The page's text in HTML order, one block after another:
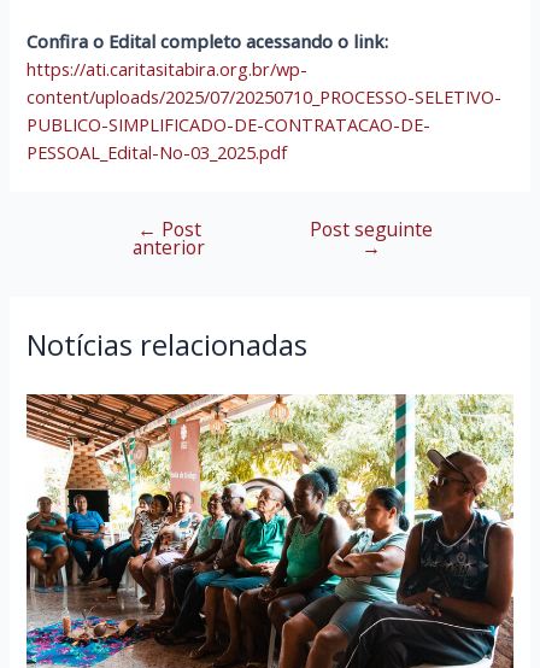
Confira o Edital completo acessando o link:
https://ati.caritasitabira.org.br/wp-
content/uploads/2025/07/20250710_PROCESSO-SELETIVO-
PUBLICO-SIMPLIFICADO-DE-CONTRATACAO-DE-
PESSOAL_Edital-No-03_2025.pdf
Navegação
← Post
anterior
Post seguinte
→
Notícias relacionadas